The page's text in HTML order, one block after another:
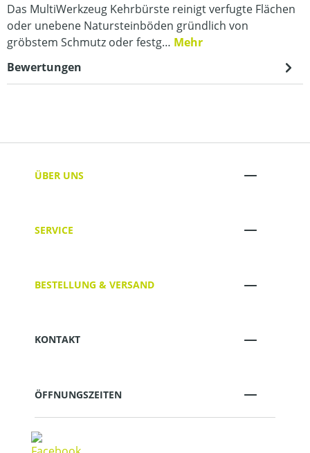
Das MultiWerkzeug Kehrbürste reinigt verfugte Flächen
oder unebene Natursteinböden gründlich von
gröbstem Schmutz oder festg… Mehr
Bewertungen
ÜBER UNS
SERVICE
BESTELLUNG & VERSAND
KONTAKT
ÖFFNUNGSZEITEN